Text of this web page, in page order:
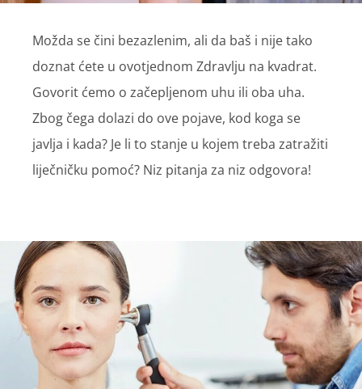
Možda se čini bezazlenim, ali da baš i nije tako
doznat ćete u ovotjednom Zdravlju na kvadrat.
Govorit ćemo o začepljenom uhu ili oba uha.
Zbog čega dolazi do ove pojave, kod koga se
javlja i kada? Je li to stanje u kojem treba zatražiti
liječničku pomoć? Niz pitanja za niz odgovora!